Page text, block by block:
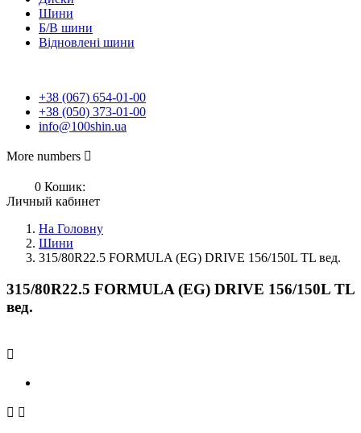
Шини
Б/В шини
Відновлені шини
+38 (067) 654-01-00
+38 (050) 373-01-00
info@100shin.ua
More numbers 
0 Кошик:
Личный кабинет
На Головну
Шини
315/80R22.5 FORMULA (EG) DRIVE 156/150L TL вед.
315/80R22.5 FORMULA (EG) DRIVE 156/150L TL
вед.

 